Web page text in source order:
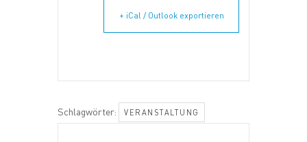
+ iCal / Outlook exportieren
Schlagwörter: VERANSTALTUNG